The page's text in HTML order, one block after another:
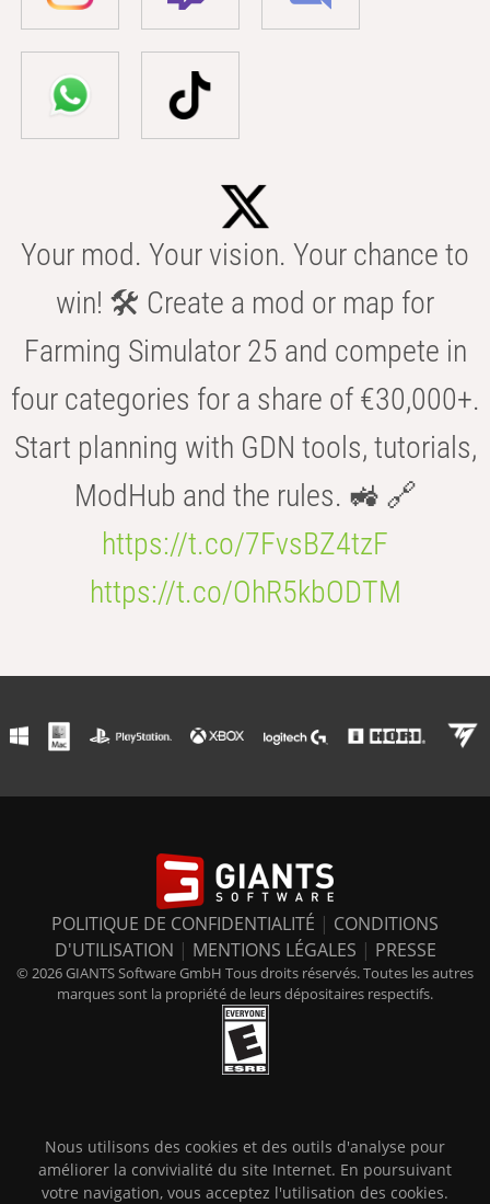
Your mod. Your vision. Your chance to
win! 🛠️ Create a mod or map for
Farming Simulator 25 and compete in
four categories for a share of €30,000+.
Start planning with GDN tools, tutorials,
ModHub and the rules. 🚜 🔗
https://t.co/7FvsBZ4tzF
https://t.co/OhR5kbODTM
POLITIQUE DE CONFIDENTIALITÉ | CONDITIONS
D'UTILISATION | MENTIONS LÉGALES | PRESSE
© 2026 GIANTS Software GmbH Tous droits réservés. Toutes les autres
marques sont la propriété de leurs dépositaires respectifs.
Nous utilisons des cookies et des outils d'analyse pour
améliorer la convivialité du site Internet. En poursuivant
votre navigation, vous acceptez l'utilisation des cookies.